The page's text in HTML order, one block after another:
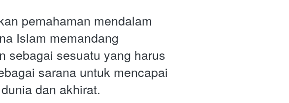
pemahaman mendalam
Islam memandang
sebagai sesuatu yang harus
sarana untuk mencapai
dan akhirat.